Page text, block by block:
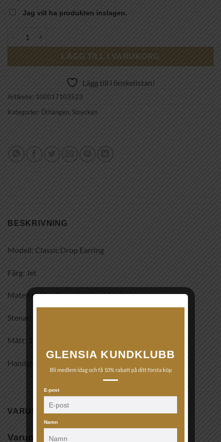
Jag vill ha produkten inslagen.
LÄGG TILL I VARUKORG
Lägg till i önskelistan!
Artikelnr: 100017103523
Kategorier: Örhängen, Smycken
BESKRIVNING
Modell: Classic Drop Earring
Färg: Jet
Material: Rhodiumplätering på mässing
Stenar: Swarowski kristaller
Mått: 35 x 13 mm
Handgjorda smycken med 2 års garanti.
VARUMÄRKE
Varumärke
GLENSIA KUNDKLUBB
Bli medlem idag och få 10% rabatt på ditt första köp
E-post
Namn